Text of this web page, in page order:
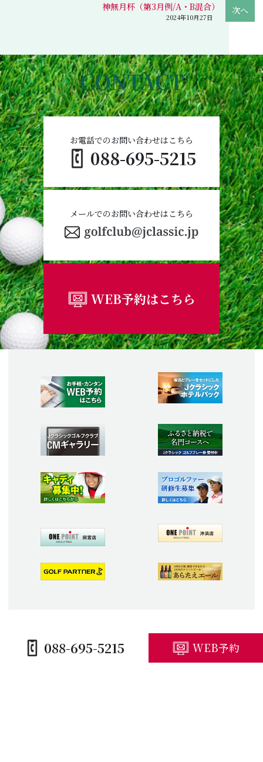
088-695-5215 WEB予約
神無月杯（第3月例/A・B混合）
2024年10月27日
CONTACT
088-695-5215
お電話でのお問い合わせはこちら
メールでのお問い合わせはこちら
WEB予約はこちら